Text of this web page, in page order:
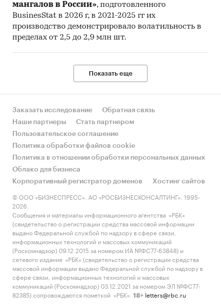
мангалов в России», подготовленного
BusinesStat в 2026 г, в 2021-2025 гг их
производство демонстрировало волатильность в
пределах от 2,5 до 2,9 млн шт.
Показать еще
Заказать исследование
Обратная связь
Наши партнеры
Стать партнером
Пользовательское соглашение
Политика обработки файлов cookie
Политика в отношении обработки персональных данных
Облако для бизнеса
Корпоративный регистратор доменов
Хостинг сайтов
© ООО «БИЗНЕСПРЕСС», АО «РОСБИЗНЕСКОНСАЛТИНГ», 1995-
2026.
Сообщения и материалы информационного агентства «РБК»
(свидетельство о регистрации средства массовой информации
выдано Федеральной службой по надзору в сфере связи,
информационных технологий и массовых коммуникаций
(Роскомнадзор) 09.12.2015 за номером ИА №ФС77-63848) и
сетевого издания «РБК» (свидетельство о регистрации средства
массовой информации выдано Федеральной службой по надзору в
сфере связи, информационных технологий и массовых
коммуникаций (Роскомнадзор) 03.12.2021 за номером ЭЛ №ФС77-
82385) сопровождаются пометкой «РБК».
18+ letters@rbc.ru